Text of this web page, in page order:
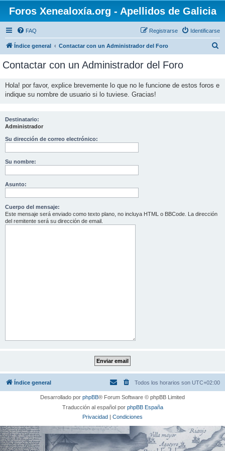
Foros Xenealoxía.org - Apellidos de Galicia
FAQ Identificarse
Registrarse
Índice general Contactar con un Administrador del Foro
Contactar con un Administrador del Foro
Hola! por favor, explice brevemente lo que no le funcione de estos foros e
indique su nombre de usuario si lo tuviese. Gracias!
Destinatario:
Administrador
Su dirección de correo electrónico:
Su nombre:
Asunto:
Cuerpo del mensaje:
Este mensaje será enviado como texto plano, no incluya HTML o BBCode. La dirección
del remitente será su dirección de email.
Índice general Todos los horarios son UTC+02:00
Desarrollado por phpBB® Forum Software © phpBB Limited
Traducción al español por phpBB España
Privacidad | Condiciones